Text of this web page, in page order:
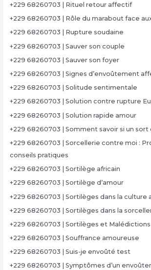
+229 68260703 | Rituel retour affectif
+229 68260703 | Rôle du marabout face
+229 68260703 | Rupture soudaine
+229 68260703 | Sauver son couple
+229 68260703 | Sauver son foyer
+229 68260703 | Signes d’envoûtement
+229 68260703 | Solitude sentimentale
+229 68260703 | Solution contre rupture
+229 68260703 | Solution rapide amour
+229 68260703 | Somment savoir si un sort
+229 68260703 | Sorcellerie contre moi :
conseils pratiques
+229 68260703 | Sortilège africain
+229 68260703 | Sortilège d’amour
+229 68260703 | Sortilèges dans la culture
+229 68260703 | Sortilèges dans la
+229 68260703 | Sortilèges et Malédictions
+229 68260703 | Souffrance amoureuse
+229 68260703 | Suis-je envoûté test
+229 68260703 | Symptômes d’un